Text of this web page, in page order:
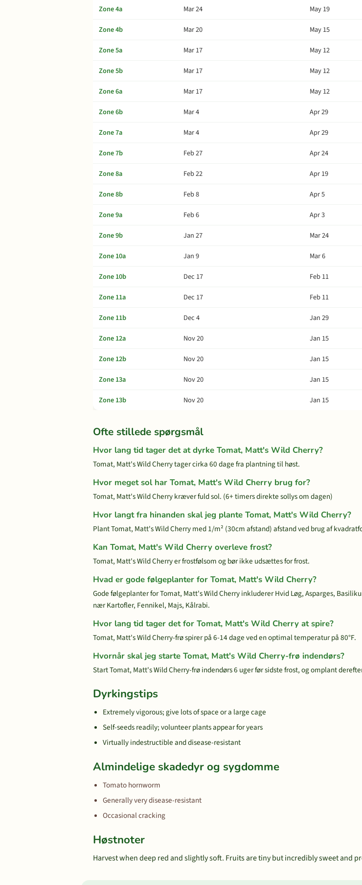
Zone 4a
Mar 24 May 19
Zone 4b
Mar 20 May 15
Zone 5a
Mar 17 May 12
Zone 5b
Mar 17 May 12
Zone 6a
Mar 17 May 12
Zone 6b
Mar 4 Apr 29
Zone 7a
Mar 4 Apr 29
Zone 7b
Feb 27 Apr 24
Zone 8a
Feb 22 Apr 19
Zone 8b
Feb 8 Apr 5
Zone 9a
Feb 6 Apr 3
Zone 9b
Jan 27 Mar 24
Zone 10a
Jan 9 Mar 6
Zone 10b
Dec 17 Feb 11
Zone 11a
Dec 17 Feb 11
Zone 11b
Dec 4 Jan 29
Zone 12a
Nov 20 Jan 15
Zone 12b
Nov 20 Jan 15
Zone 13a
Nov 20 Jan 15
Zone 13b
Nov 20 Jan 15
Ofte stillede spørgsmål
Hvor lang tid tager det at dyrke Tomat, Matt's Wild Cherry?
Tomat, Matt's Wild Cherry tager cirka 60 dage fra plantning til høst.
Hvor meget sol har Tomat, Matt's Wild Cherry brug for?
Tomat, Matt's Wild Cherry kræver fuld sol. (6+ timers direkte sollys om dagen)
Hvor langt fra hinanden skal jeg plante Tomat, Matt's Wild Cherry?
Plant Tomat, Matt's Wild Cherry med 1/m² (30cm afstand) afstand ved brug af
Kan Tomat, Matt's Wild Cherry overleve frost?
Tomat, Matt's Wild Cherry er frostfølsom og bør ikke udsættes for frost.
Hvad er gode følgeplanter for Tomat, Matt's Wild Cherry?
Gode følgeplanter for Tomat, Matt's Wild Cherry inkluderer Hvid Løg, Asparges,
nær Kartofler, Fennikel, Majs, Kålrabi.
Hvor lang tid tager det for Tomat, Matt's Wild Cherry at spire?
Tomat, Matt's Wild Cherry-frø spirer på 6-14 dage ved en optimal temperatur på 80°F.
Hvornår skal jeg starte Tomat, Matt's Wild Cherry-frø indendørs?
Start Tomat, Matt's Wild Cherry-frø indendørs 6 uger før sidste frost, og omplant
Dyrkingstips
Extremely vigorous; give lots of space or a large cage
Self-seeds readily; volunteer plants appear for years
Virtually indestructible and disease-resistant
Almindelige skadedyr og sygdomme
Tomato hornworm
Generally very disease-resistant
Occasional cracking
Høstnoter
Harvest when deep red and slightly soft. Fruits are tiny but incredibly sweet and